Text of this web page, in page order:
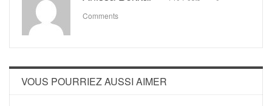
Comments
VOUS POURRIEZ AUSSI AIMER